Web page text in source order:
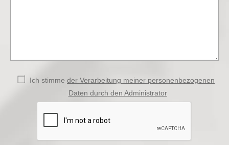
Ich stimme der Verarbeitung meiner personenbezogenen
Daten durch den Administrator